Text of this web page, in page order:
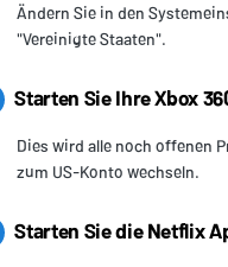
Ändern Sie in den
"Vereinigte Staaten".
Starten Sie Ihre Xbox
Dies wird alle noch offenen
zum US-Konto wechseln.
Starten Sie die Netflix